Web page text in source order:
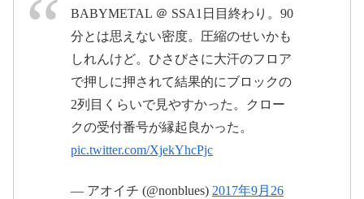
BABYMETAL ＠ SSA1日目終わり。90
分とは思えない密度。圧縮のせいかも
しれんけど。ひさびさに大汗のフロア
で押しに押されて結果的にブロックの
2列目くらいで見やすかった。クロー
クの受付番号が縁起良かった。
pic.twitter.com/XjekYhcPjc
— アオイチ (@nonblues) 2017年9月26